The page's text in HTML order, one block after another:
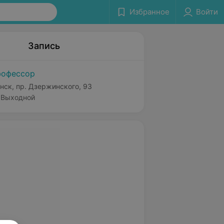
Избранное Войти
Запись
пр. Дзержинского, 93
Выходной